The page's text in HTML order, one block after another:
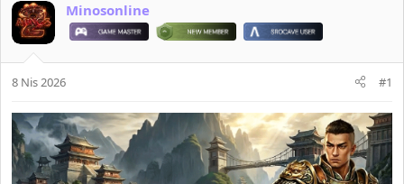
u
b
a
l
t
a
n
g
ı
ç
t
i
h
r
l
e
m
Minosonline
8 Nis 2026 #1